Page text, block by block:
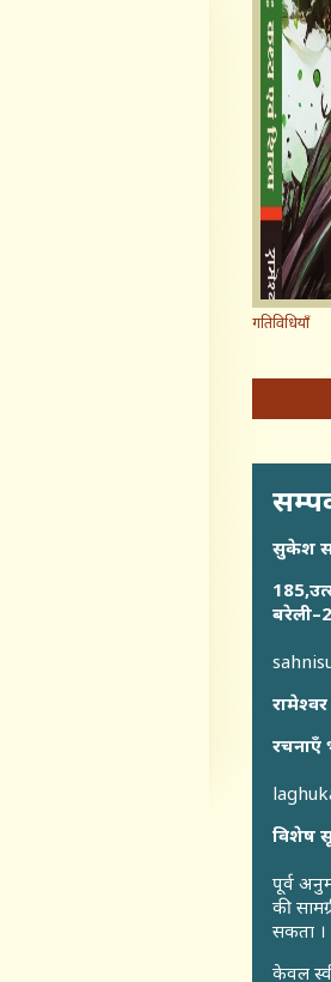
गतिविधियाँ
सुकेश
विशेष
पूर्व
की
सकता ।
केवल